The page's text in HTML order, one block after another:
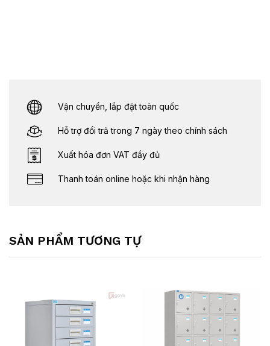
Vận chuyển, lắp đặt toàn quốc
Hỗ trợ đổi trả trong 7 ngày theo chính sách
Xuất hóa đơn VAT đầy đủ
Thanh toán online hoặc khi nhận hàng
SẢN PHẨM TƯƠNG TỰ